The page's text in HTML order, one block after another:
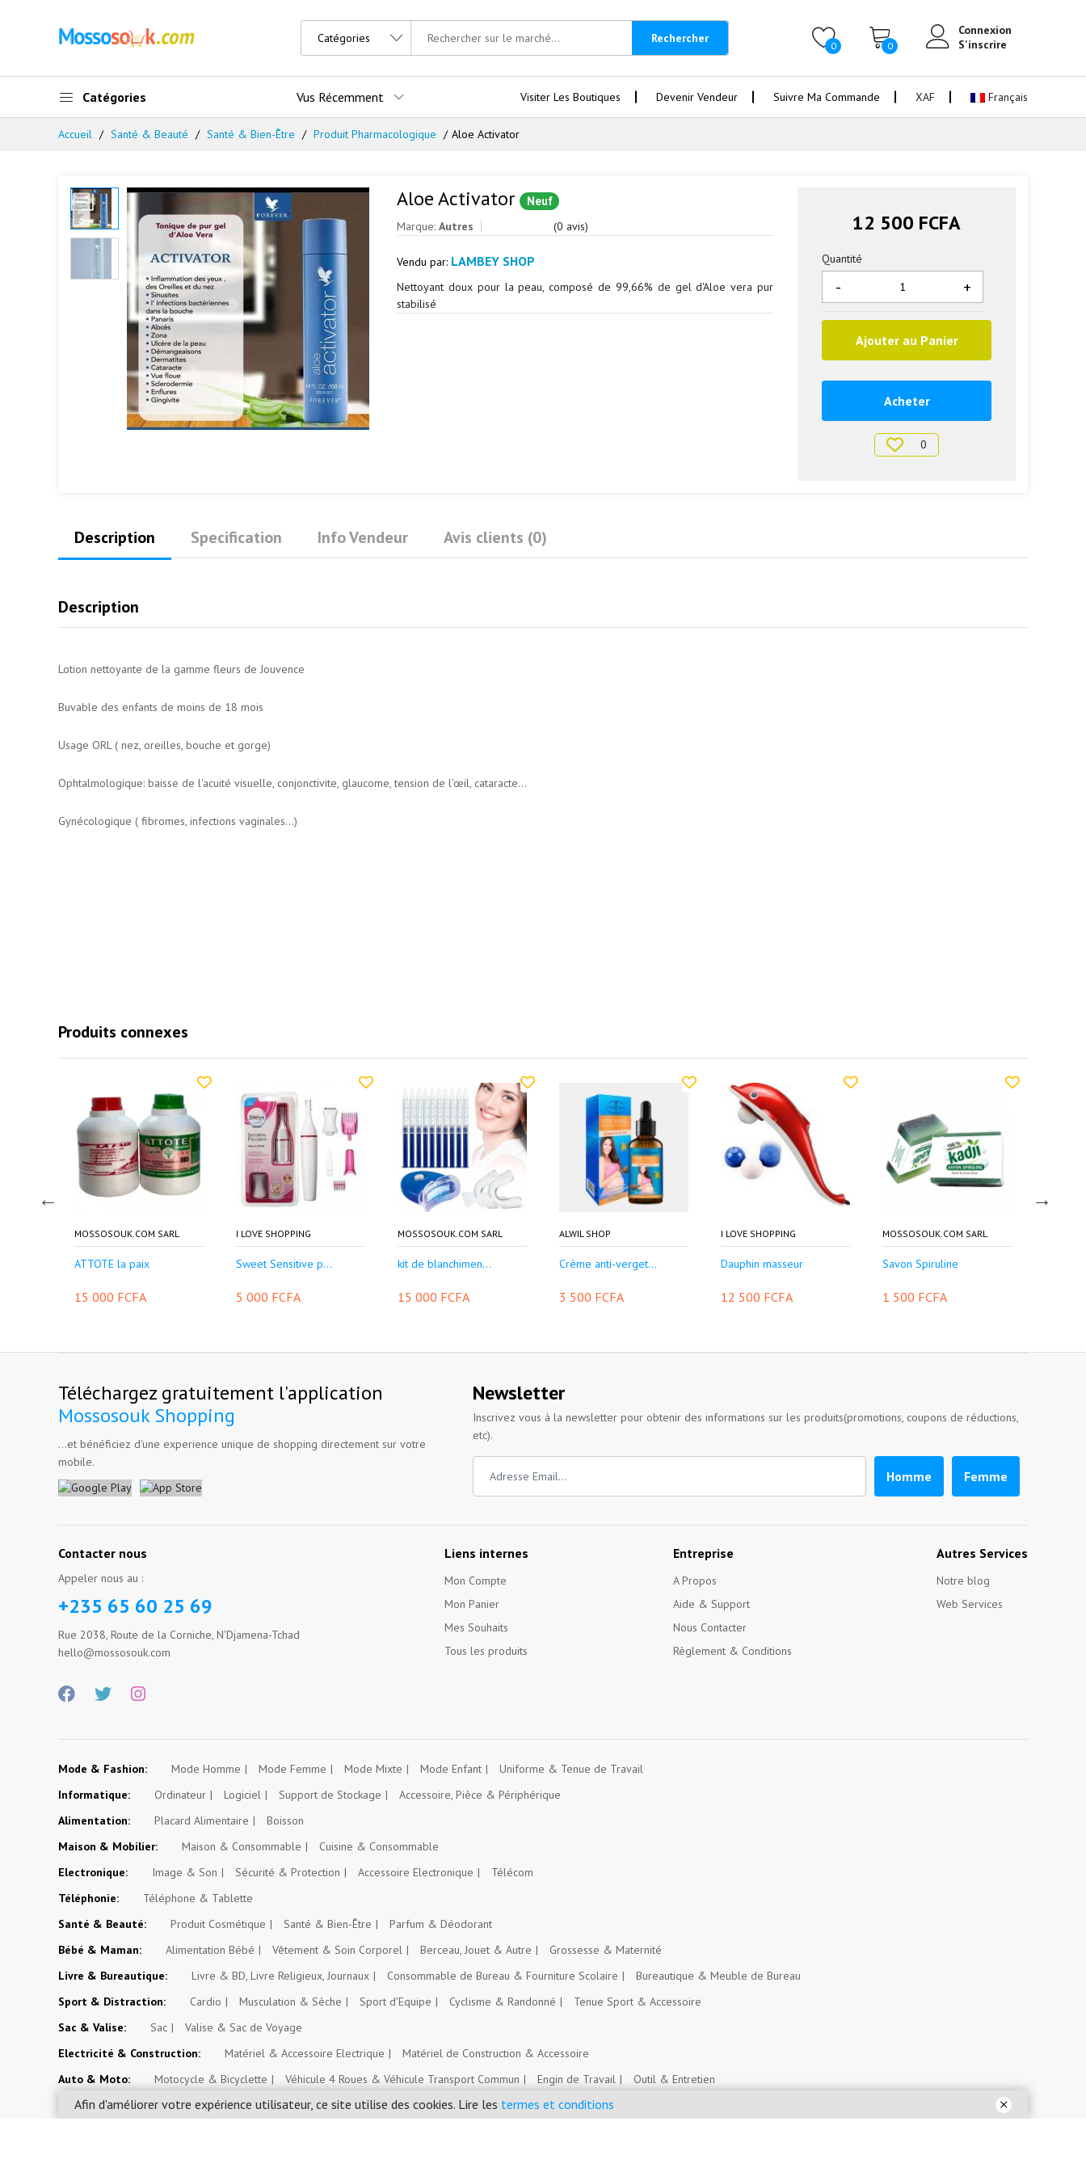
Rechercher
0 0
Connexion
S'inscrire
Catégories Vus Récemment Visiter Les Boutiques Devenir Vendeur Suivre Ma Commande XAF Français
Accueil Santé & Beauté Santé & Bien-Être Produit Pharmacologique Aloe Activator
Aloe Activator Neuf
Marque:Autres (0 avis)
Vendu par: LAMBEY SHOP
Nettoyant doux pour la peau, composé de 99,66% de gel d'Aloe vera pur
stabilisé
12 500 FCFA
Quantité
+
-
Ajouter au Panier
Acheter
0
Description Specification Info Vendeur Avis clients (0)
Description
Lotion nettoyante de la gamme fleurs de Jouvence
Buvable des enfants de moins de 18 mois
Usage ORL ( nez, oreilles, bouche et gorge)
Ophtalmologique: baisse de l'acuité visuelle, conjonctivite, glaucome, tension de l'œil, cataracte...
Gynécologique ( fibromes, infections vaginales...)
Produits connexes
MOSSOSOUK.COM SARL
ATTOTE la paix
15 000 FCFA
I LOVE SHOPPING
Sweet Sensitive p...
5 000 FCFA
MOSSOSOUK.COM SARL
kit de blanchimen...
15 000 FCFA
ALWIL SHOP
Crème anti-verget...
3 500 FCFA
I LOVE SHOPPING
Dauphin masseur
12 500 FCFA
MOSSOSOUK.COM SARL
Savon Spiruline
1 500 FCFA
Afin d'améliorer votre expérience utilisateur, ce site utilise des cookies. Lire les termes et conditions
Téléchargez gratuitement l'application
Mossosouk Shopping
...et bénéficiez d'une experience unique de shopping directement sur votre
mobile.
Newsletter
Inscrivez vous à la newsletter pour obtenir des informations sur les produits(promotions, coupons de réductions,
etc).
Homme Femme
Contacter nous
Appeler nous au :
+235 65 60 25 69
Rue 2038, Route de la Corniche, N'Djamena-Tchad
hello@mossosouk.com
Liens internes
Mon Compte
Mon Panier
Mes Souhaits
Tous les produits
Entreprise
A Propos
Aide & Support
Nous Contacter
Règlement & Conditions
Autres Services
Notre blog
Web Services
Mode & Fashion: Mode Homme Mode Femme Mode Mixte Mode Enfant
Uniforme & Tenue de Travail
Informatique:
Ordinateur Logiciel Support de Stockage
Accessoire, Pièce & Périphérique
Alimentation:
Placard Alimentaire
Boisson
Maison & Mobilier:
Maison & Consommable
Cuisine & Consommable
Electronique:
Image & Son Sécurité & Protection Accessoire Electronique
Télécom
Téléphonie:
Téléphone & Tablette
Santé & Beauté:
Produit Cosmétique Santé & Bien-Être
Parfum & Déodorant
Bébé & Maman:
Alimentation Bébé Vêtement & Soin Corporel Berceau, Jouet & Autre
Grossesse & Maternité
Livre & Bureautique:
Livre & BD, Livre Religieux, Journaux Consommable de Bureau & Fourniture Scolaire
Bureautique & Meuble de Bureau
Sport & Distraction:
Cardio Musculation & Sèche Sport d'Equipe Cyclisme & Randonné
Tenue Sport & Accessoire
Sac & Valise:
Sac
Valise & Sac de Voyage
Electricité & Construction:
Matériel & Accessoire Electrique
Matériel de Construction & Accessoire
Auto & Moto:
Motocycle & Bicyclette Véhicule 4 Roues & Véhicule Transport Commun Engin de Travail
Outil & Entretien
Espace Paysan & Fermier:
Outil d'Exploitation Agricole
Intrant Agricole